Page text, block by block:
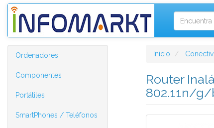
Ordenadores
Componentes
Portátiles
SmartPhones / Teléfonos
Inicio
Router
802.11n/